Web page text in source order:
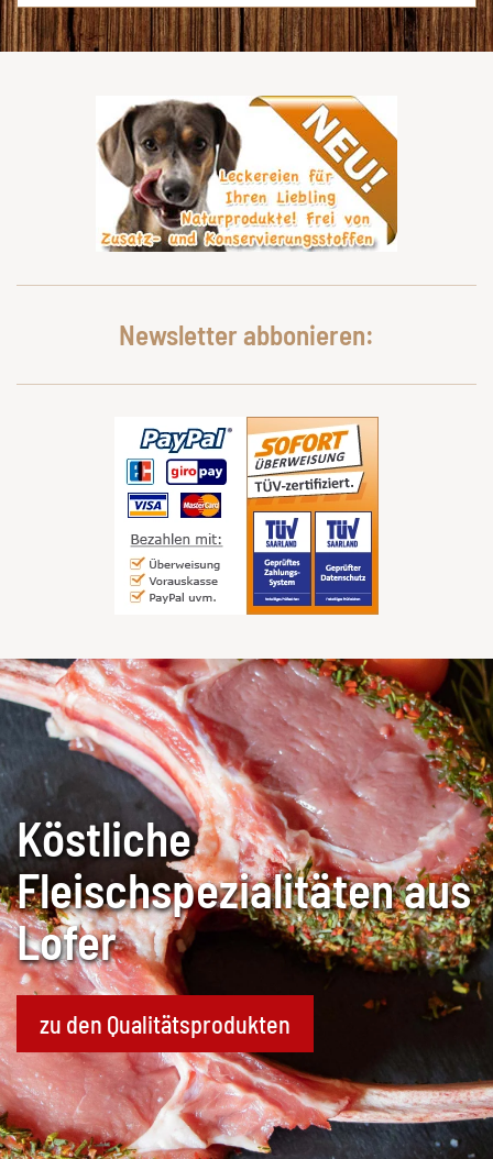
Newsletter abbonieren:
Köstliche
Fleischspezialitäten aus
Lofer
zu den Qualitätsprodukten